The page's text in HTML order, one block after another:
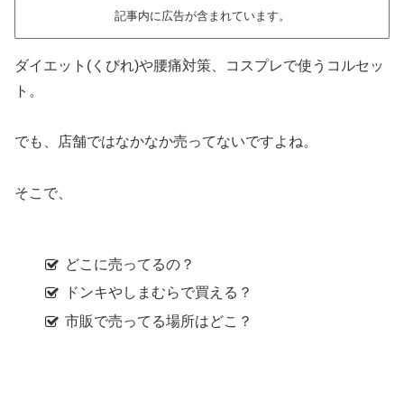
記事内に広告が含まれています。
ダイエット(くびれ)や腰痛対策、コスプレで使うコルセッ
ト。
でも、店舗ではなかなか売ってないですよね。
そこで、
どこに売ってるの？
ドンキやしまむらで買える？
市販で売ってる場所はどこ？